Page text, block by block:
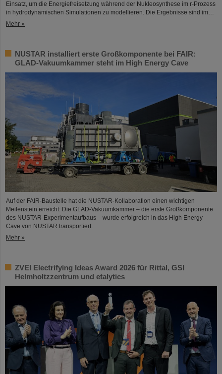
Einsatz, um die Energiefreisetzung während der Nukleosynthese im r-Prozess
in hydrodynamischen Simulationen zu modellieren. Die Ergebnisse sind im…
Mehr »
NUSTAR installiert erste Großkomponente bei FAIR:
GLAD-Vakuumkammer steht im High Energy Cave
Auf der FAIR-Baustelle hat die NUSTAR-Kollaboration einen wichtigen
Meilenstein erreicht: Die GLAD-Vakuumkammer – die erste Großkomponente
des NUSTAR-Experimentaufbaus – wurde erfolgreich in das High Energy
Cave von NUSTAR transportiert.
Mehr »
ZVEI Electrifying Ideas Award 2026 für Rittal, GSI
Helmholtzzentrum und etalytics